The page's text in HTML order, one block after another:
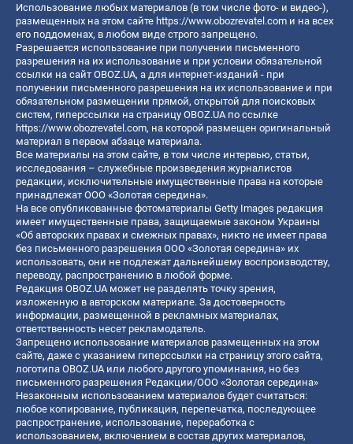
Использование любых материалов (в том числе фото- и видео-),
размещенных на этом сайте https://www.obozrevatel.com и на всех
его поддоменах, в любом виде строго запрещено.
Разрешается использование при получении письменного
разрешения на их использование и при условии обязательной
ссылки на сайт OBOZ.UA, а для интернет-изданий - при
получении письменного разрешения на их использование и при
обязательном размещении прямой, открытой для поисковых
систем, гиперссылки на страницу OBOZ.UA по ссылке
https://www.obozrevatel.com, на которой размещен оригинальный
материал в первом абзаце материала.
Все материалы на этом сайте, в том числе интервью, статьи,
исследования – служебные произведения журналистов
редакции, исключительные имущественные права на которые
принадлежат ООО «Золотая середина».
На все опубликованные фотоматериалы Getty Images редакция
имеет имущественные права, защищаемые законом Украины
«Об авторских правах и смежных правах», никто не имеет права
без письменного разрешения ООО «Золотая середина» их
использовать, они не подлежат дальнейшему воспроизводству,
переводу, распространению в любой форме.
Редакция OBOZ.UA может не разделять точку зрения,
изложенную в авторском материале. За достоверность
информации, размещенной в рекламных материалах,
ответственность несет рекламодатель.
Запрещено использование материалов размещенных на этом
сайте, даже с указанием гиперссылки на страницу этого сайта,
логотипа OBOZ.UA или любого другого упоминания, но без
письменного разрешения Редакции/ООО «Золотая середина»
Незаконным использованием материалов будет считаться:
любое копирование, публикация, перепечатка, последующее
распространение, использование, переработка с
использованием, включением в состав других материалов,